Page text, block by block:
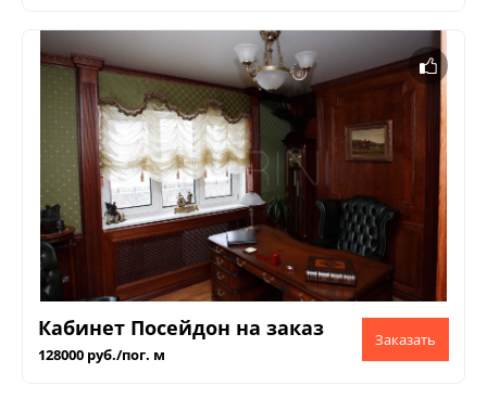
Кабинет Посейдон на заказ
128000 руб./пог. м